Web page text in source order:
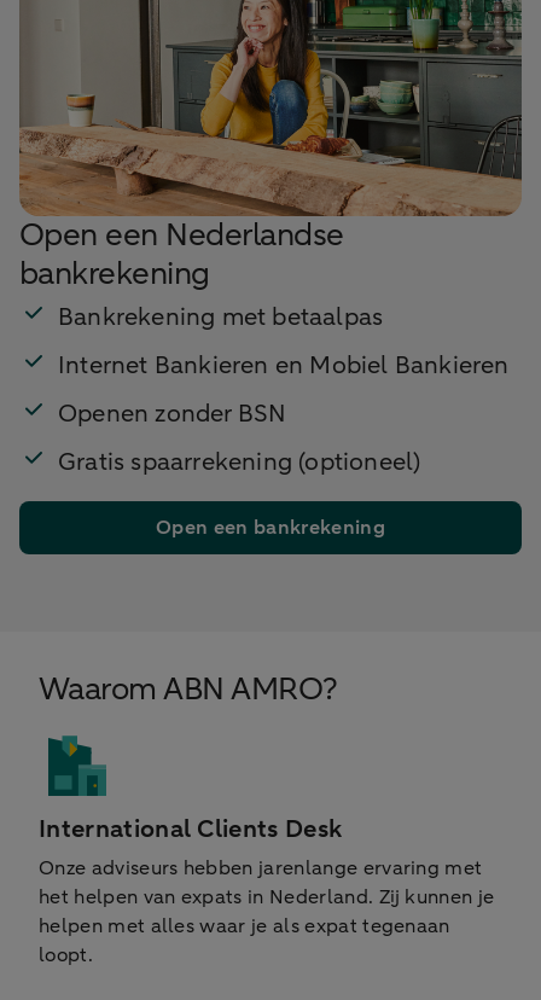
Open een Nederlandse
bankrekening
Bankrekening met betaalpas
Internet Bankieren en Mobiel Bankieren
Openen zonder BSN
Gratis spaarrekening (optioneel)
Open een bankrekening
Waarom ABN AMRO?
International Clients Desk
Onze adviseurs hebben jarenlange ervaring met
het helpen van expats in Nederland. Zij kunnen je
helpen met alles waar je als expat tegenaan
loopt.